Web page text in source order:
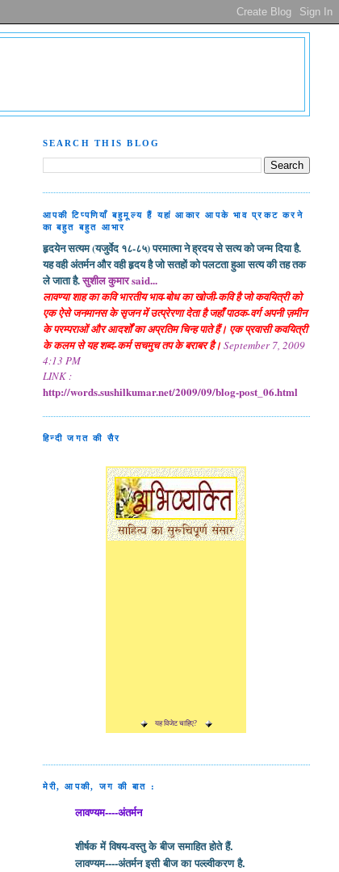
SEARCH THIS BLOG
आपकी टिप्पणियाँ बहुमूल्य हैं यहां आकार आपके भाव प्रकट करने
का बहुत बहुत आभार
हृदयेन सत्यम (यजुर्वेद १८-८५) परमात्मा ने ह्रदय से सत्य को जन्म दिया है.
यह वही अंतर्मन और वही हृदय है जो सतहों को पलटता हुआ सत्य की तह तक
ले जाता है.सुशील कुमार said...
लावण्या शाह का कवि भारतीय भाव-बोध का खोजी-कवि है जो कवयित्री को
एक ऐसे जनमानस के सृजन में उत्प्रेरणा देता है जहाँ पाठक-वर्ग अपनी ज़मीन
के परम्पराओं और आदर्शों का अप्रतिम चिन्ह पाते हैं। एक प्रवासी कवयित्री
के कलम से यह शब्द-कर्म सचमुच तप के बराबर है। September 7, 2009
4:13 PM
LINK :
http://words.sushilkumar.net/2009/09/blog-post_06.html
हिन्दी जगत की सैर
यह विजेट चाहिए?
मेरी, आपकी, जग की बात :
लावण्यम----अंतर्मन
शीर्षक में विषय-वस्तु के बीज समाहित होते हैं.
लावण्यम----अंतर्मन इसी बीज का पल्ल्वीकरण है.